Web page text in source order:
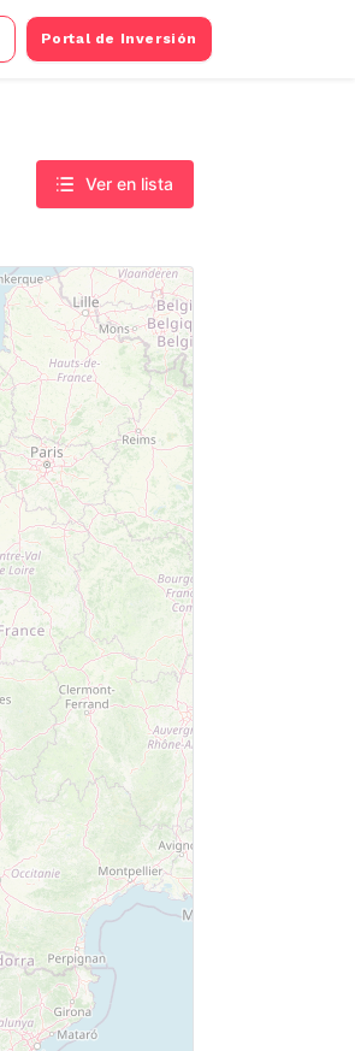
Portal de Inversión
Ver en lista